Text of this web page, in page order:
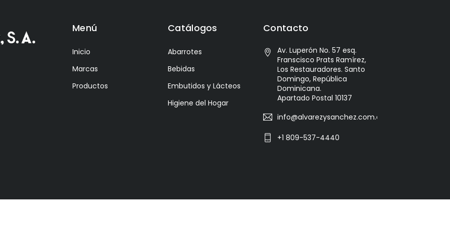
Menú
Inicio
Marcas
Productos
Catálogos
Abarrotes
Bebidas
Embutidos y Lácteos
Higiene del Hogar
Contacto
Av. Luperón No. 57 esq.
Franscisco Prats Ramírez,
Los Restauradores. Santo
Domingo, República
Dominicana.
Apartado Postal 10137
info@alvarezysanchez.com.do
+1 809-537-4440